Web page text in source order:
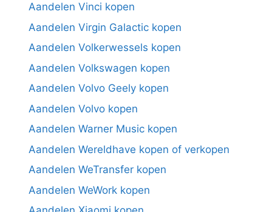
Aandelen Vinci kopen
Aandelen Virgin Galactic kopen
Aandelen Volkerwessels kopen
Aandelen Volkswagen kopen
Aandelen Volvo Geely kopen
Aandelen Volvo kopen
Aandelen Warner Music kopen
Aandelen Wereldhave kopen of verkopen
Aandelen WeTransfer kopen
Aandelen WeWork kopen